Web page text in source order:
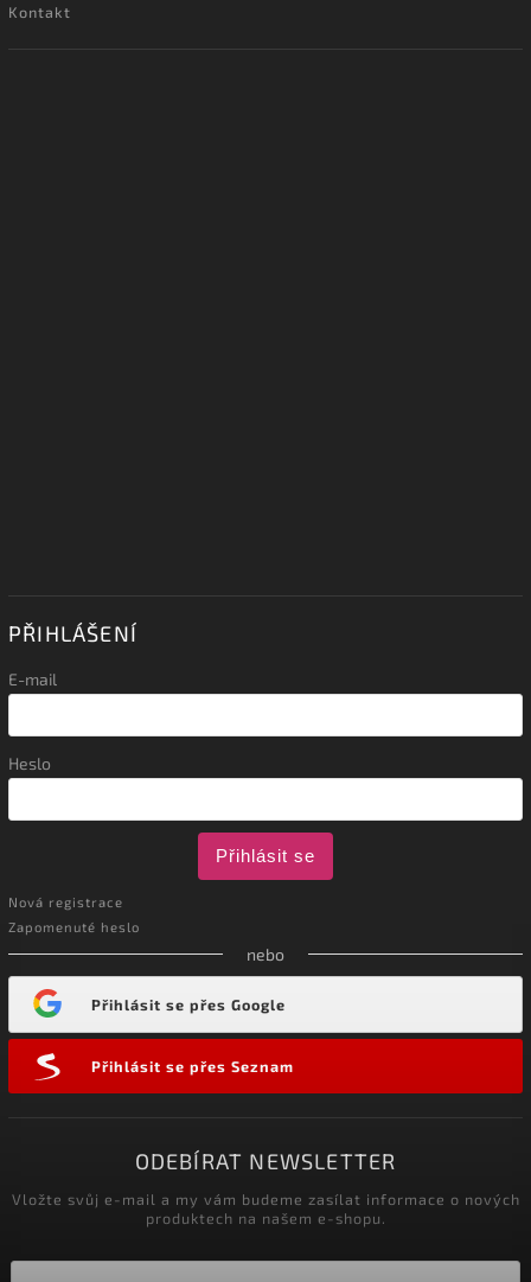
Kontakt
PŘIHLÁŠENÍ
E-mail
Heslo
Přihlásit se
Nová registrace
Zapomenuté heslo
nebo
Přihlásit se přes Google
Přihlásit se přes Seznam
ODEBÍRAT NEWSLETTER
Vložte svůj e-mail a my vám budeme zasílat informace o nových
produktech na našem e-shopu.